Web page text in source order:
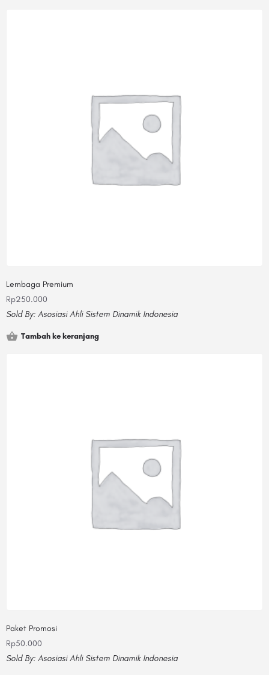
Lembaga Premium
Rp250.000
Sold By: Asosiasi Ahli Sistem Dinamik Indonesia
Tambah ke keranjang
Paket Promosi
Rp50.000
Sold By: Asosiasi Ahli Sistem Dinamik Indonesia